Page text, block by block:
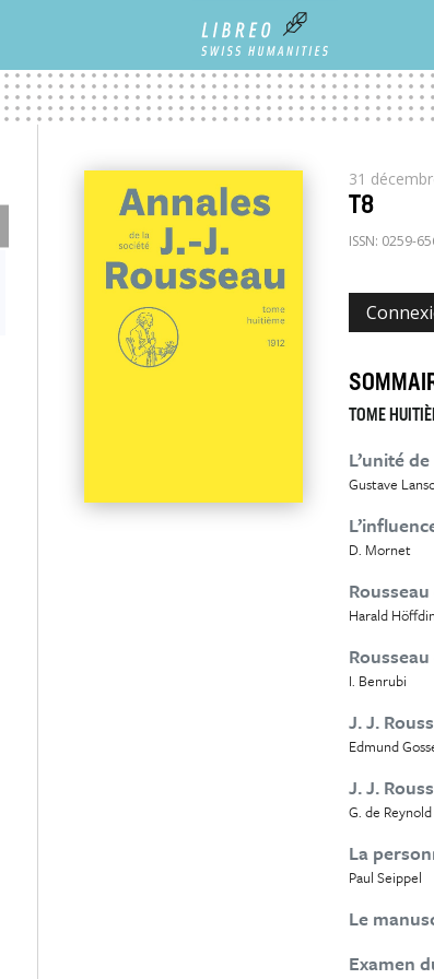
31
T8
ISSN: 0259-
TOME
L’unité
Gustave
D. Mornet
Harald
I. Benrubi
J. J.
Edmund
J. J.
G. de Reynold
La
Paul Seippel
Le
Examen